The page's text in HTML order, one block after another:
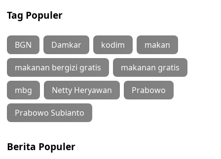
Tag Populer
BGN Damkar kodim makan
makanan bergizi gratis makanan gratis
mbg Netty Heryawan Prabowo
Prabowo Subianto
Berita Populer